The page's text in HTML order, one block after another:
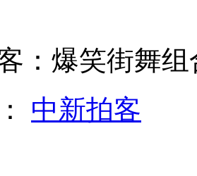
称打的是权力
：爆笑街舞
中新拍客